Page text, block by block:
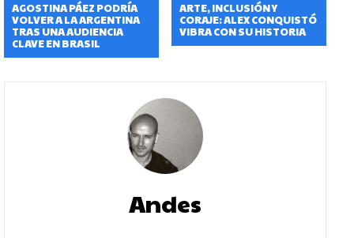
AGOSTINA PÁEZ PODRÍA
VOLVER A LA ARGENTINA
TRAS UNA AUDIENCIA
CLAVE EN BRASIL
ARTE, INCLUSIÓN Y
CORAJE: ALEX CONQUISTÓ
VIBRA CON SU HISTORIA
Andes